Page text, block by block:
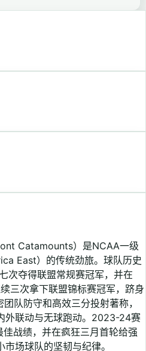
Catamounts）是NCAA一级
East）的传统劲旅。球队历史
次夺得联盟常规赛冠军，并在
三次拿下联盟锦标赛冠军，跻身
队防守和高效三分投射著称，
外联动与无球跑动。2023-24赛
战绩，并在疯狂三月首轮给强
场球队的坚韧与纪律。